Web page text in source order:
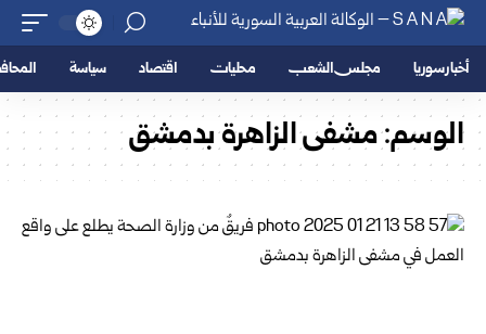
أخبار سوريا مجلس الشعب محليات اقتصاد سياسة
الوسم:مشفى الزاهرة بدمشق